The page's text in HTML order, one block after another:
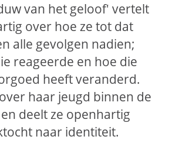
van het geloof' vertelt
over hoe ze tot dat
alle gevolgen nadien;
reageerde en hoe die
heeft veranderd.
haar jeugd binnen de
deelt ze openhartig
naar identiteit.